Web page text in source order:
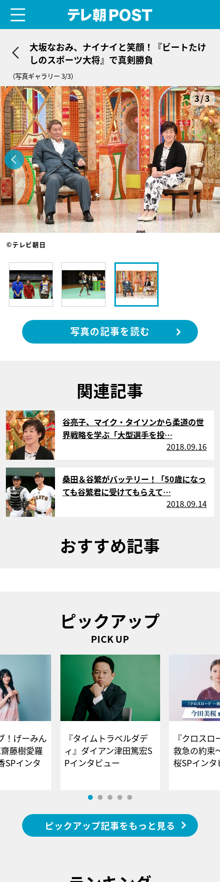
大坂なおみ、ナイナイと笑顔！『ビートたけ
しのスポーツ大将』で真剣勝負
（写真ギャラリー 3/3）
3/3
©テレビ朝日
写真の記事を読む
関連記事
サムネイル
谷亮子、マイク・タイソンから柔道の世
界戦略を学ぶ「大型選手を投…
2018.09.16
サムネイル
桑田＆谷繁がバッテリー！「50歳になっ
ても谷繁君に受けてもらえて…
2018.09.14
おすすめ記事
ピックアップ
PICK UP
！げーみん
藤樹愛羅
SPインタ
『タイムトラベルダデ
ィ』ダイアン津田篤宏S
Pインタビュー
『クロス
救急の約束
桜SPイ
ピックアップ記事をもっと見る